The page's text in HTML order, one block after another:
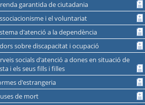
renda garantida de ciutadania
i el voluntariat
d'atenció a la dependència
sobre discapacitat i ocupació
i els seus fills i filles
d'estrangeria
de mort